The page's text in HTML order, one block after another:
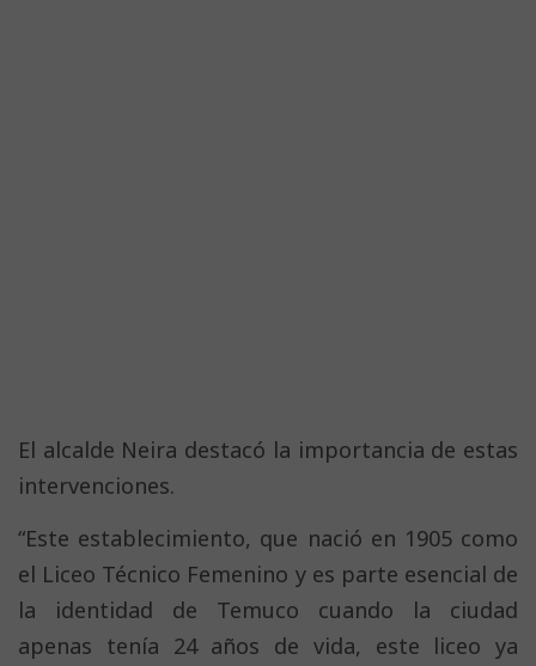
El alcalde Neira destacó la importancia de estas
intervenciones.
“Este establecimiento, que nació en 1905 como
el Liceo Técnico Femenino y es parte esencial de
la identidad de Temuco cuando la ciudad
apenas tenía 24 años de vida, este liceo ya